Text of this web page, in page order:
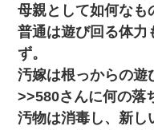
ケーキバイキングにいた単
た。
彼氏家「うちは墨入れる
彼女との行為を録画した
ｗ
母親として如何なも
普通は遊び回る体力
ず。
汚嫁は根っからの遊
>>580さんに何の落
汚物は消毒し、新し